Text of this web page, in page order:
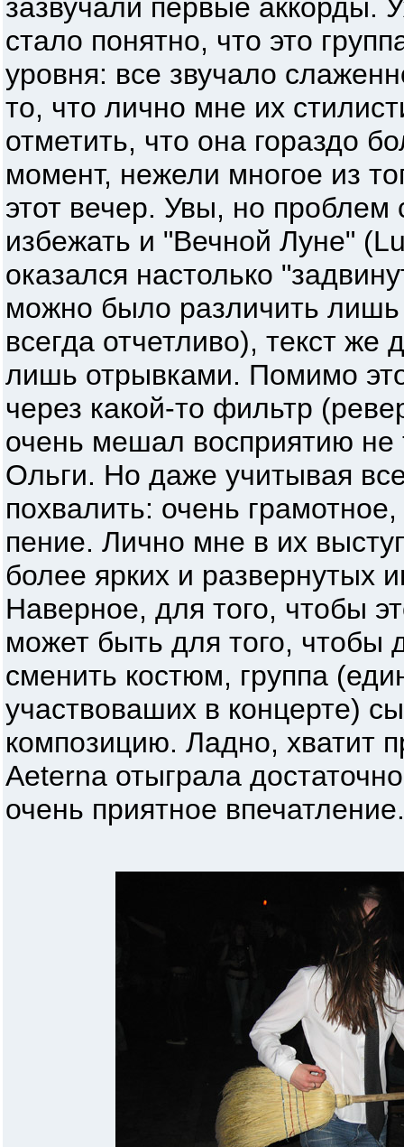
зазвучали первые аккорды.
стало понятно, что это
уровня: все звучало
то, что лично мне их
отметить, что она гораздо
момент, нежели многое из
этот вечер. Увы, но проблем
избежать и "Вечной Луне"
оказался настолько
можно было различить
всегда отчетливо), текст
лишь отрывками. Помимо
через какой-то фильтр
очень мешал восприятию не
Ольги. Но даже учитывая
похвалить: очень
пение. Лично мне в их
более ярких и развернутых
Наверное, для того, чтобы
может быть для того, чтобы
сменить костюм, группа
участвоваших в концерте)
композицию. Ладно, хватит
Aeterna отыграла
очень приятное впечатление.